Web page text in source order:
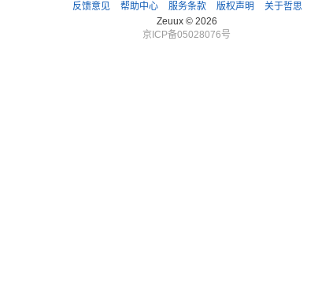
反馈意见 帮助中心 服务条款 版权声明
关于哲思
Zeuux © 2026
京ICP备05028076号